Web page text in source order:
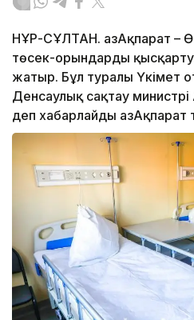
НҰР-СҰЛТАН. ҚазАқпарат –
төсек-орындарды қысқарту
жатыр. Бұл туралы Үкімет
Денсаулық сақтау
деп хабарлайды ҚазАқпарат